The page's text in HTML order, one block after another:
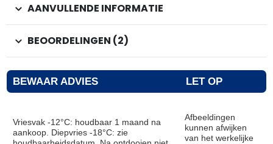
AANVULLENDE INFORMATIE
BEOORDELINGEN (2)
BEWAAR ADVIES LET OP
Vriesvak -12°C: houdbaar 1 maand na
aankoop. Diepvries -18°C: zie
Afbeeldingen
kunnen afwijken
van het werkelijke